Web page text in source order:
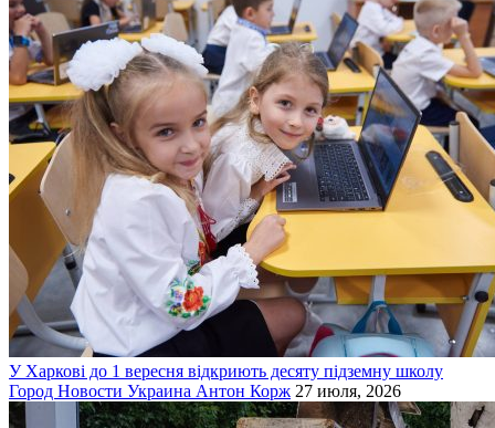
У Харкові до 1 вересня відкриють десяту підземну школу
Город Новости Украина Антон Корж 27 июля, 2026